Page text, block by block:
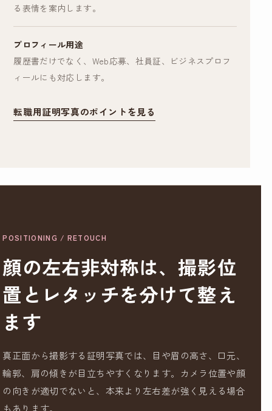
る表情を案内します。
プロフィール用途
履歴書だけでなく、Web応募、社員証、ビジネスプロフ
ィールにも対応します。
転職用証明写真のポイントを見る
POSITIONING / RETOUCH
顔の左右非対称は、撮影位
置とレタッチを分けて整え
ます
真正面から撮影する証明写真では、目や眉の高さ、口元、
輪郭、肩の傾きが目立ちやすくなります。カメラ位置や顔
の向きが適切でないと、本来より左右差が強く見える場合
もあります。